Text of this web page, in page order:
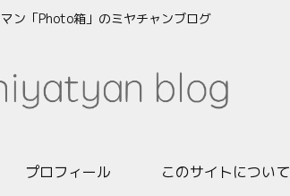
ン「Photo箱」のミヤチャンブログ
プロフィール このサイトについて